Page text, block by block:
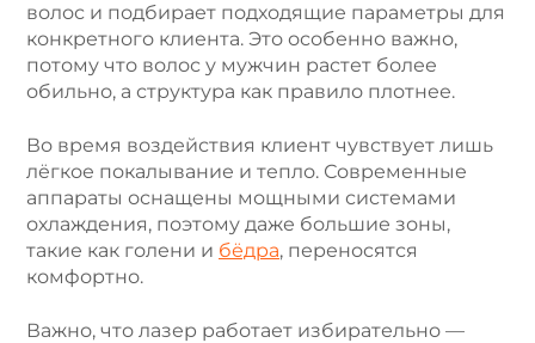
волос и подбирает подходящие параметры для
конкретного клиента. Это особенно важно,
потому что волос у мужчин растет более
обильно, а структура как правило плотнее.
Во время воздействия клиент чувствует лишь
лёгкое покалывание и тепло. Современные
аппараты оснащены мощными системами
охлаждения, поэтому даже большие зоны,
такие как голени и бёдра, переносятся
комфортно.
Важно, что лазер работает избирательно —